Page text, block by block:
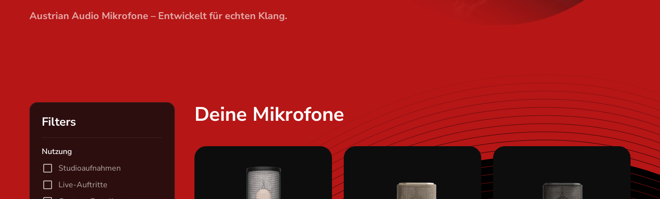
Austrian Audio Mikrofone – Entwickelt für echten Klang.
Filters
Nutzung
Studioaufnahmen
Live-Auftritte
Deine Mikrofone